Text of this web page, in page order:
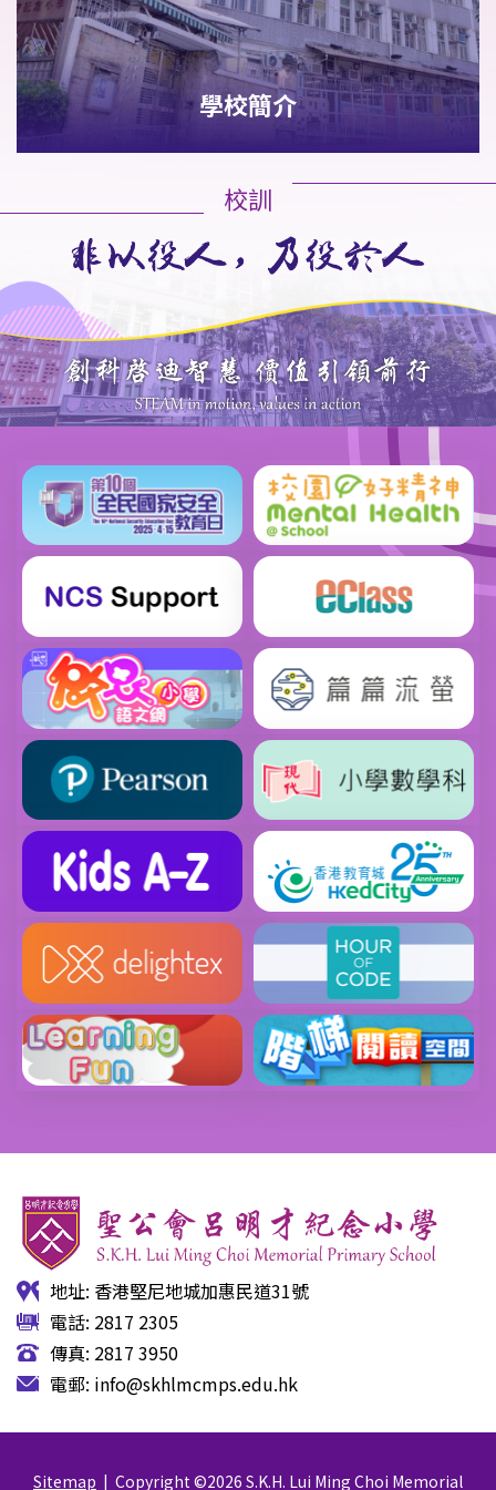
學校簡介
校訓
地址: 香港堅尼地城加惠民道31號
電話: 2817 2305
傳真: 2817 3950
電郵: info@skhlmcmps.edu.hk
Sitemap | Copyright ©2026 S.K.H. Lui Ming Choi Memorial